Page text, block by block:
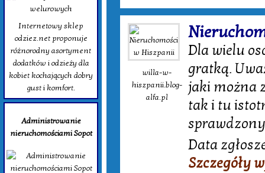
Internetowy sklep
odziez.net proponuje
różnorodny asortyment
dodatków i odzieży dla
kobiet kochających dobry
gust i komfort.
Administrowanie
nieruchomościami Sopot
willa-w-
hiszpanii.blog-
alfa.pl
Dla wielu
gratką.
jaki można
tak i tu
Data
Szczegóły